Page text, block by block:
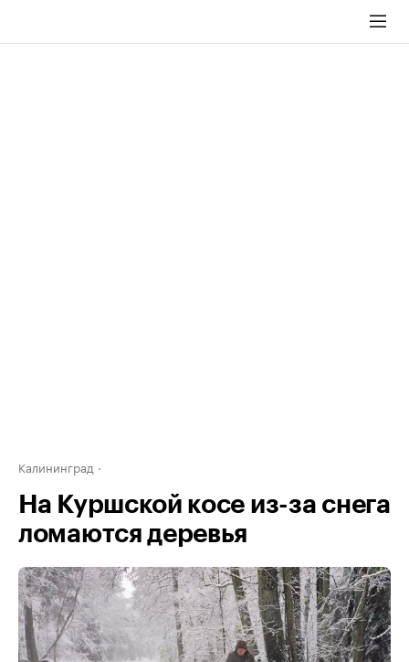
Калининград
На Куршской косе из-за снега
ломаются деревья